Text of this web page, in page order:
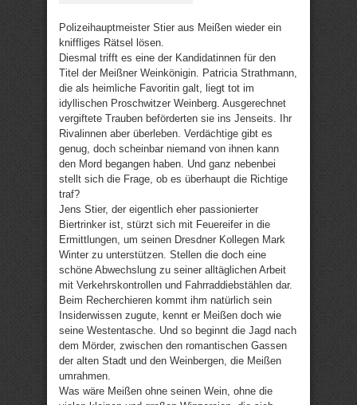
Polizeihauptmeister Stier aus Meißen wieder ein
kniffliges Rätsel lösen.
Diesmal trifft es eine der Kandidatinnen für den
Titel der Meißner Weinkönigin. Patricia Strathmann,
die als heimliche Favoritin galt, liegt tot im
idyllischen Proschwitzer Weinberg. Ausgerechnet
vergiftete Trauben beförderten sie ins Jenseits. Ihr
Rivalinnen aber überleben. Verdächtige gibt es
genug, doch scheinbar niemand von ihnen kann
den Mord begangen haben. Und ganz nebenbei
stellt sich die Frage, ob es überhaupt die Richtige
traf?
Jens Stier, der eigentlich eher passionierter
Biertrinker ist, stürzt sich mit Feuereifer in die
Ermittlungen, um seinen Dresdner Kollegen Mark
Winter zu unterstützen. Stellen die doch eine
schöne Abwechslung zu seiner alltäglichen Arbeit
mit Verkehrskontrollen und Fahrraddiebstählen dar.
Beim Recherchieren kommt ihm natürlich sein
Insiderwissen zugute, kennt er Meißen doch wie
seine Westentasche. Und so beginnt die Jagd nach
dem Mörder, zwischen den romantischen Gassen
der alten Stadt und den Weinbergen, die Meißen
umrahmen.
Was wäre Meißen ohne seinen Wein, ohne die